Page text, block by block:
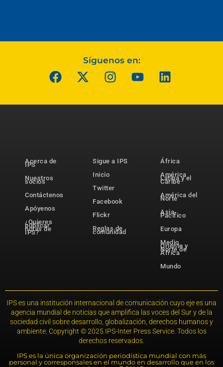
Síguenos en:
Acerca de
IPS
Nuestros
socios
Contáctenos
Apóyenos
¿Quieres
publicar
notas de
IPS?
Sigue a IPS
Inicio
Twitter
Facebook
Flickr
Reglas de
comunidad
África
América
Latina y el
Caribe
América del
Norte
Asia-
Pacífico
Europa
Medio
Oriente y
Norte de
África
Mundo
IPS es una institución internacional de comunicación cuyo eje es una
agencia mundial de noticias que amplifica las voces del Sur y de la
sociedad civil sobre desarrollo, globalización, derechos humanos y
ambiente. Copyright © 2025 IPS-Inter Press Service. Todos los
derechos reservados.
IPS es la única organización periodística mundial con más
personal y corresponsales en el mundo en desarrollo que en los